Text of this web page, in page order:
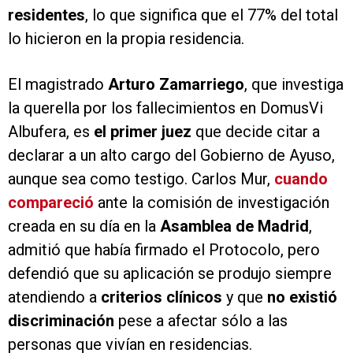
residentes, lo que significa que el 77% del total
lo hicieron en la propia residencia.
El magistrado Arturo Zamarriego, que investiga
la querella por los fallecimientos en DomusVi
Albufera, es el primer juez que decide citar a
declarar a un alto cargo del Gobierno de Ayuso,
aunque sea como testigo. Carlos Mur, cuando
compareció ante la comisión de investigación
creada en su día en la Asamblea de Madrid,
admitió que había firmado el Protocolo, pero
defendió que su aplicación se produjo siempre
atendiendo a criterios clínicos y que no existió
discriminación pese a afectar sólo a las
personas que vivían en residencias.